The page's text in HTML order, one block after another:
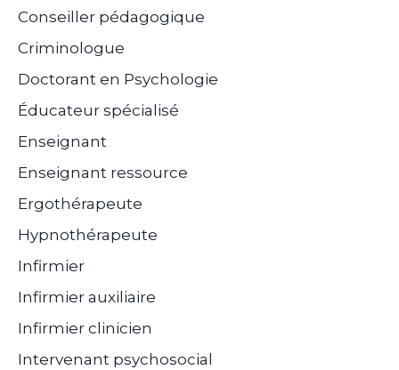
Conseiller pédagogique
Criminologue
Doctorant en Psychologie
Éducateur spécialisé
Enseignant
Enseignant ressource
Ergothérapeute
Hypnothérapeute
Infirmier
Infirmier auxiliaire
Infirmier clinicien
Intervenant psychosocial